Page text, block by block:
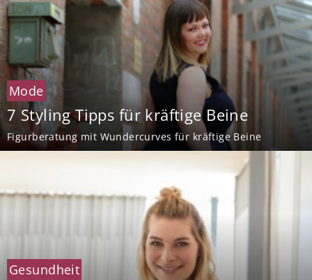
Mode
7 Styling Tipps für kräftige Beine
Figurberatung mit Wundercurves für kräftige Beine
Gesundheit